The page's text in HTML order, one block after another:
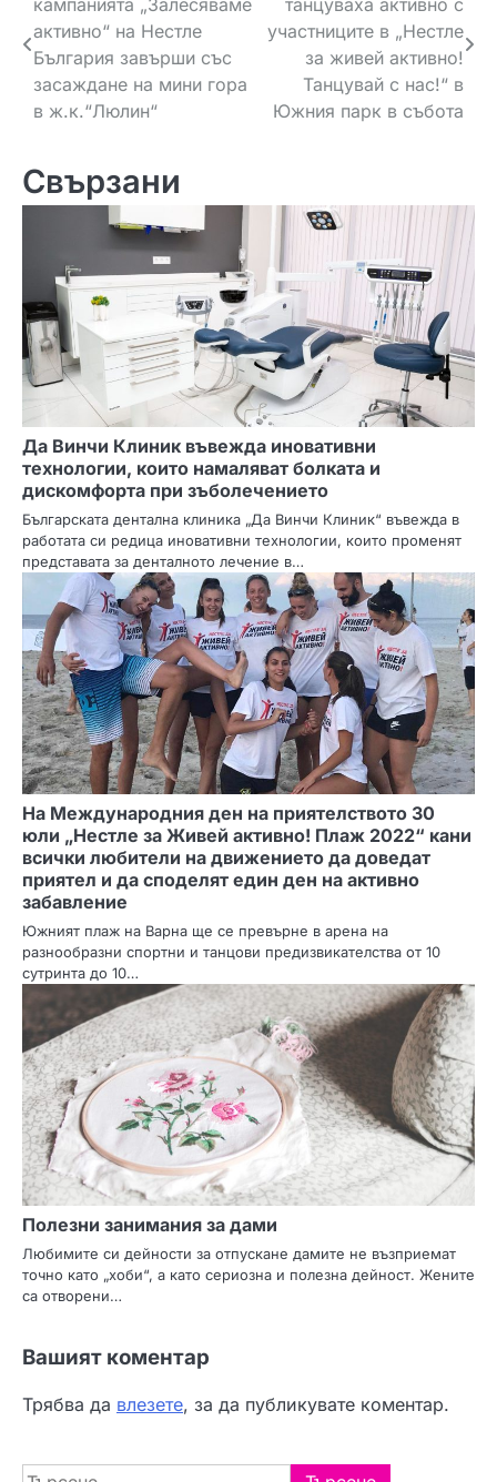
а
в
и
а
я
кампанията „Залесяваме
активно“ на Нестле
България завърши със
засаждане на мини гора
в ж.к.“Люлин“
танцуваха активно с
участниците в „Нестле
за живей активно!
Танцувай с нас!“ в
Южния парк в събота
Свързани
Да Винчи Клиник въвежда иновативни
технологии, които намаляват болката и
дискомфорта при зъболечението
Българската дентална клиника „Да Винчи Клиник“ въвежда в
работата си редица иновативни технологии, които променят
представата за денталното лечение в…
На Международния ден на приятелството 30
юли „Нестле за Живей активно! Плаж 2022“ кани
всички любители на движението да доведат
приятел и да споделят един ден на активно
забавление
Южният плаж на Варна ще се превърне в арена на
разнообразни спортни и танцови предизвикателства от 10
сутринта до 10…
Полезни занимания за дами
Любимите си дейности за отпускане дамите не възприемат
точно като „хоби“, а като сериозна и полезна дейност. Жените
са отворени…
Вашият коментар
Трябва да влезете, за да публикувате коментар.
Търсене